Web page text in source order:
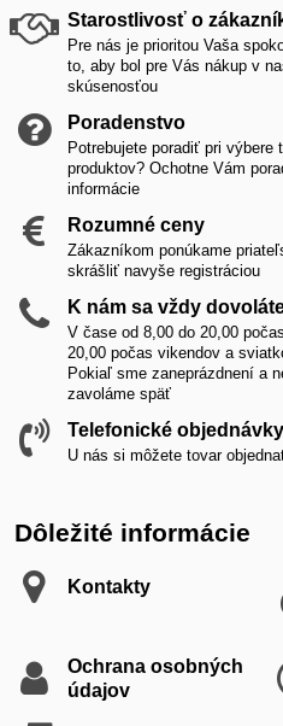
Starostlivosť o
Pre nás je prioritou Vaša
to, aby bol pre Vás nákup v
skúsenosťou
Poradenstvo
Potrebujete poradiť pri
produktov? Ochotne Vám
informácie
Rozumné ceny
Zákazníkom ponúkame
skrášliť navyše registráciou
K nám sa vždy
V čase od 8,00 do 20,00
20,00 počas vikendov a
Pokiaľ sme zaneprázdnení a
zavoláme späť
Telefonické objednávky
U nás si môžete tovar
Dôležité informácie
Kontakty
Ochrana osobných
údajov